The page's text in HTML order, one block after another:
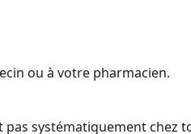
ou à votre pharmacien.
pas systématiquement chez